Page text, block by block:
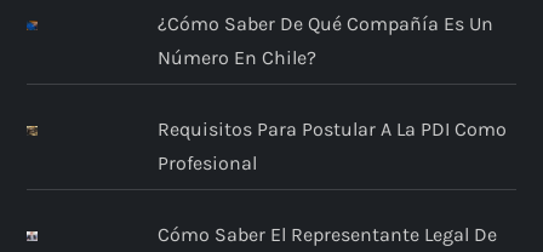
¿Cómo Saber De Qué Compañía Es Un
Número En Chile?
Requisitos Para Postular A La PDI Como
Profesional
Cómo Saber El Representante Legal De